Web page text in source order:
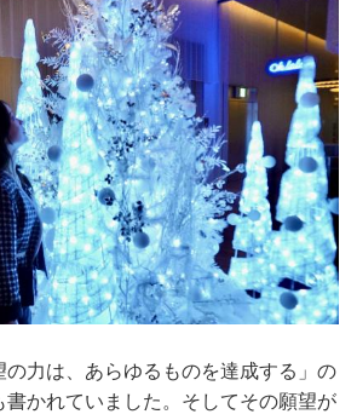
の力は、あらゆるものを達成する」の
書かれていました。そしてその願望が